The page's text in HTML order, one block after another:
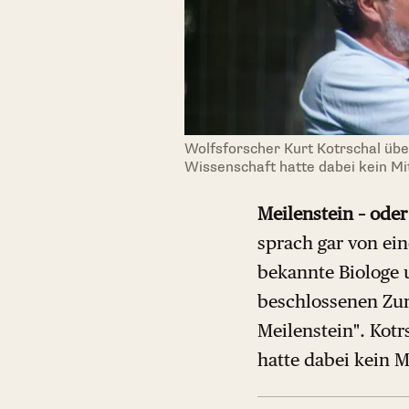
Wolfsforscher Kurt Kotrschal
Wissenschaft hatte dabei kein
Meilenstein –
sprach gar von
bekannte Biologe
beschlossenen
Meilenstein".
hatte dabei kein